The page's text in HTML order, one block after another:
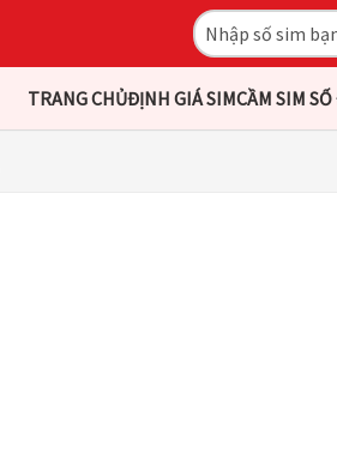
TRANG CHỦĐỊNH GIÁ SIMCẦM SIM